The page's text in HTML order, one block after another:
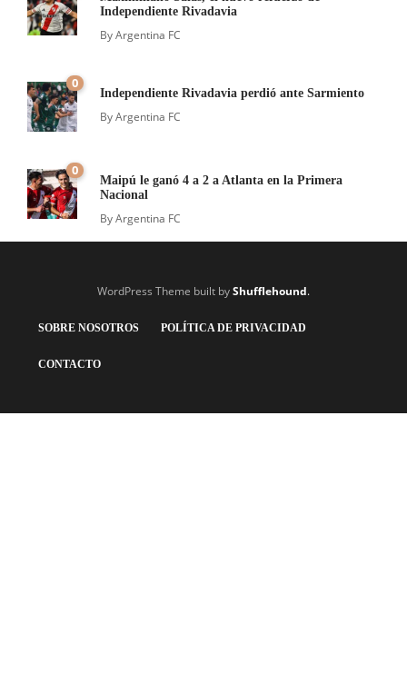
Independiente Rivadavia
ByArgentina FC
0
Independiente Rivadavia perdió ante Sarmiento
ByArgentina FC
0
Maipú le ganó 4 a 2 a Atlanta en la Primera
Nacional
ByArgentina FC
WordPress Theme built byShufflehound.
SOBRE NOSOTROS POLÍTICA DE PRIVACIDAD
CONTACTO